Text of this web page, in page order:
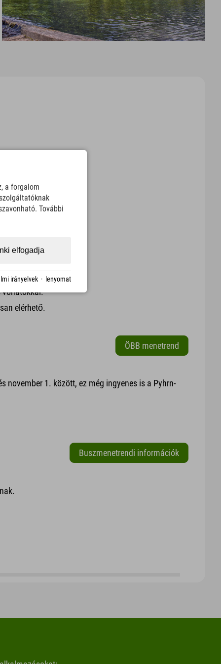
vonatokkal.
elérhető.
ÖBB menetrend
november 1. között, ez még ingyenes is a Pyhrn-
Buszmenetrendi információk
a forgalom
További
elfogadja
irányelvek · lenyomat